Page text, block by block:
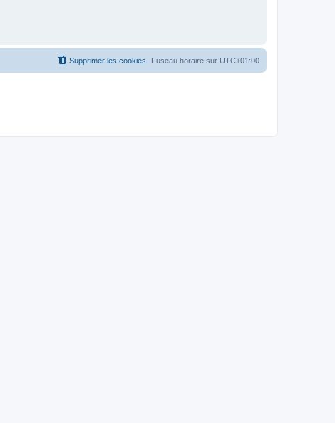
Fuseau horaire sur UTC+01:00
Supprimer les cookies